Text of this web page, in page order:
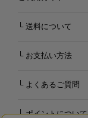
└ 送料について
└ お支払い方法
└ よくあるご質問
└ ポイントについて